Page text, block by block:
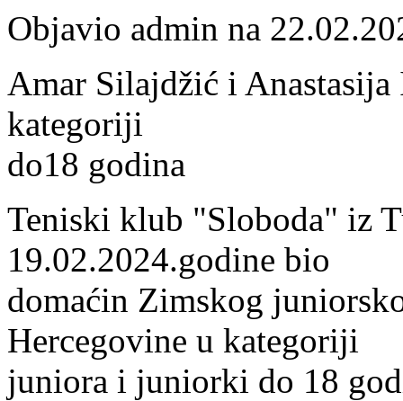
Objavio admin na
Amar Silajdžić i
kategoriji
do18 godina
Teniski klub "Sloboda" iz
19.02.2024.godine bio
domaćin Zimskog
Hercegovine u kategoriji
juniora i juniorki do 18